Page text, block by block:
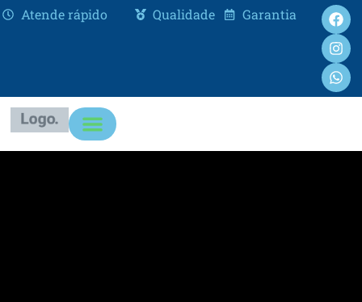
Atende rápido Qualidade Garantia